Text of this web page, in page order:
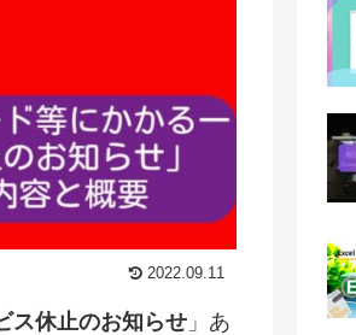
2022.09.11
ス休止のお知らせ 」あ